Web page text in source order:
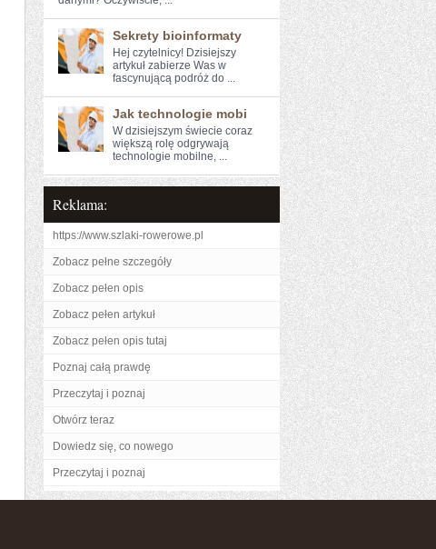
Sekrety bioinformaty
Hej⁤ czytelnicy! Dzisiejszy
artykuł zabierze Was w
fascynującą podróż⁣ do ...
Jak technologie mobi
W dzisiejszym świecie coraz
większą rolę odgrywają
technologie mobilne, ...
Reklama:
https://www.szlaki-rowerowe.pl
Zobacz pełne szczegóły
Zobacz pełen opis
Zobacz pełen artykuł
Zobacz pełen opis tutaj
Poznaj całą prawdę
Przeczytaj i poznaj
Otwórz teraz
Dowiedz się, co nowego
Przeczytaj i poznaj